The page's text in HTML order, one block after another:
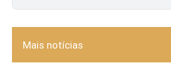
Mais notícias